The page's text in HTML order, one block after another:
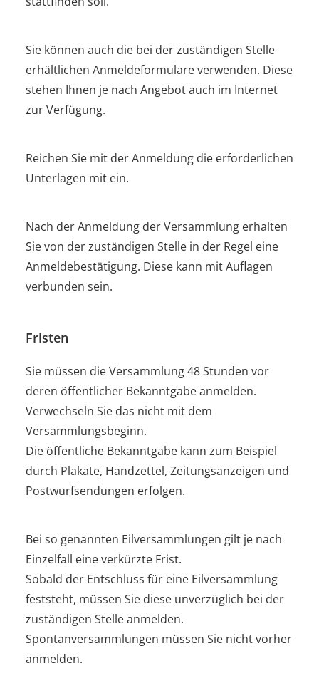
Sie können auch die bei der zuständigen Stelle
erhältlichen Anmeldeformulare verwenden. Diese
stehen Ihnen je nach Angebot auch im Internet
zur Verfügung.
Reichen Sie mit der Anmeldung die erforderlichen
Unterlagen mit ein.
Nach der Anmeldung der Versammlung erhalten
Sie von der zuständigen Stelle in der Regel eine
Anmeldebestätigung. Diese kann mit Auflagen
verbunden sein.
Fristen
Sie müssen die Versammlung 48 Stunden vor
deren öffentlicher Bekanntgabe anmelden.
Verwechseln Sie das nicht mit dem
Versammlungsbeginn.
Die öffentliche Bekanntgabe kann zum Beispiel
durch Plakate, Handzettel, Zeitungsanzeigen und
Postwurfsendungen erfolgen.
Bei so genannten Eilversammlungen gilt je nach
Einzelfall eine verkürzte Frist.
Sobald der Entschluss für eine Eilversammlung
feststeht, müssen Sie diese unverzüglich bei der
zuständigen Stelle anmelden.
Spontanversammlungen müssen Sie nicht vorher
anmelden.